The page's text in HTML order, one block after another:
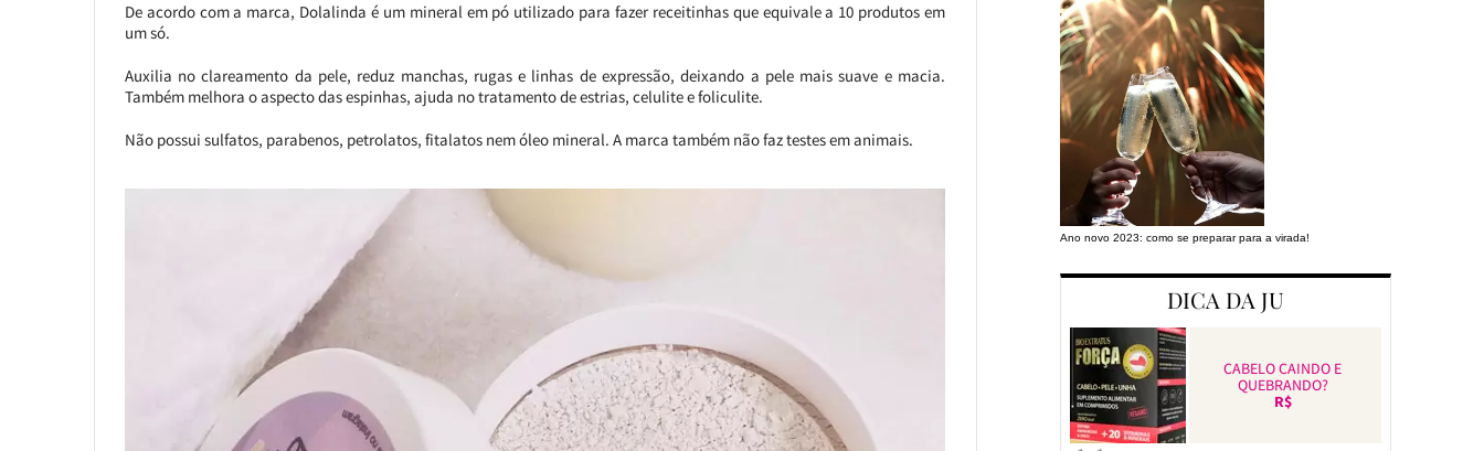
De acordo com a marca, Dolalinda é um mineral em pó utilizado para fazer receitinhas que equivale a 10 produtos em
um só.
Auxilia no clareamento da pele, reduz manchas, rugas e linhas de expressão, deixando a pele mais suave e macia.
Também melhora o aspecto das espinhas, ajuda no tratamento de estrias, celulite e foliculite.
Não possui sulfatos, parabenos, petrolatos, fitalatos nem óleo mineral. A marca também não faz testes em animais.
Ano novo 2023: como se preparar para a virada!
DICA DA JU
CABELO CAINDO E
QUEBRANDO?
R$